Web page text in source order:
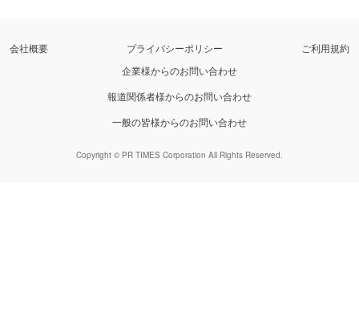
会社概要 プライバシーポリシー
ご利用規約
企業様からのお問い合わせ
報道関係者様からのお問い合わせ
一般の皆様からのお問い合わせ
Copyright © PR TIMES Corporation All Rights Reserved.